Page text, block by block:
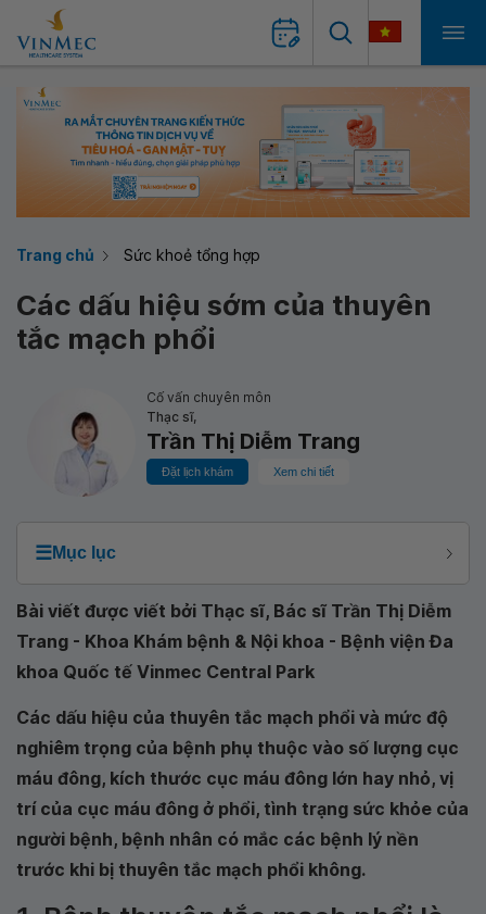
Trang chủ Sức khoẻ tổng hợp
Các dấu hiệu sớm của thuyên
tắc mạch phổi
Cố vấn chuyên môn
Thạc sĩ,
Trần Thị Diễm Trang
Đặt lịch khám Xem chi tiết
☰Mục lục
Bài viết được viết bởi Thạc sĩ, Bác sĩ Trần Thị Diễm
Trang - Khoa Khám bệnh & Nội khoa - Bệnh viện Đa
khoa Quốc tế Vinmec Central Park
Các dấu hiệu của thuyên tắc mạch phổi và mức độ
nghiêm trọng của bệnh phụ thuộc vào số lượng cục
máu đông, kích thước cục máu đông lớn hay nhỏ, vị
trí của cục máu đông ở phổi, tình trạng sức khỏe của
người bệnh, bệnh nhân có mắc các bệnh lý nền
trước khi bị thuyên tắc mạch phổi không.